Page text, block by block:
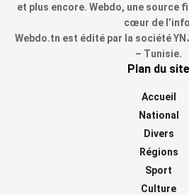
et plus encore. Webdo, une source
cœur de
Webdo.tn est édité par la société
– Tunisie.
Plan du site
Accueil
National
Divers
Régions
Sport
Culture